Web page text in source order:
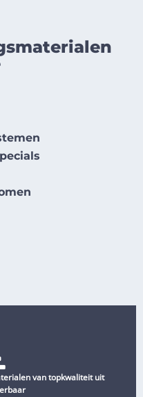
van topkwaliteit uit